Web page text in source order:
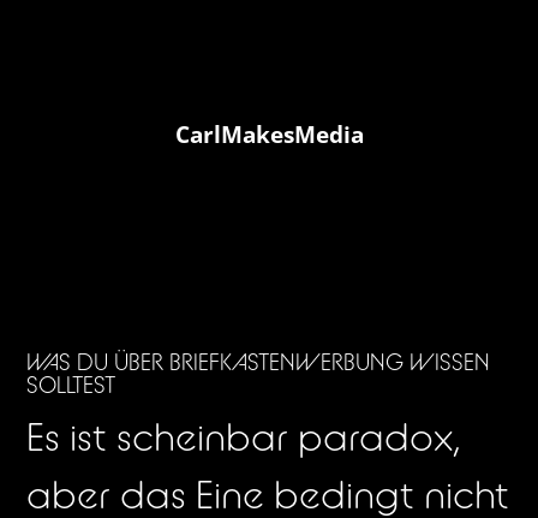
CarlMakesMedia
WAS DU ÜBER BRIEFKASTENWERBUNG WISSEN
SOLLTEST
Es ist scheinbar paradox,
aber das Eine bedingt nicht